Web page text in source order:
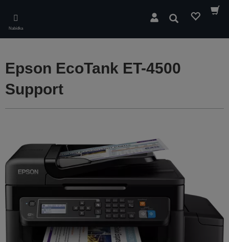
main
content
Nabídka
Hledat
Epson EcoTank ET-4500
Support